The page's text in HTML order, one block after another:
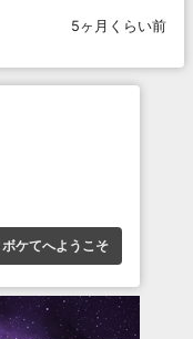
5ヶ月くらい前
ボケてへようこそ